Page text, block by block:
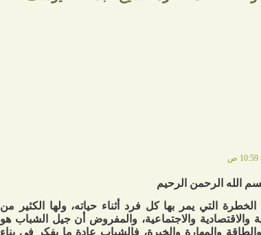
الله الرحمن الرحيم
التي يمر بها كل فرد أثناء حياته، ولها الكثير من
والاقتصادية والاجتماعية، والمفروض أن جيل الشباب هو
والمهارة والخبرة، فالشباب عادة ما يفكر في بناء